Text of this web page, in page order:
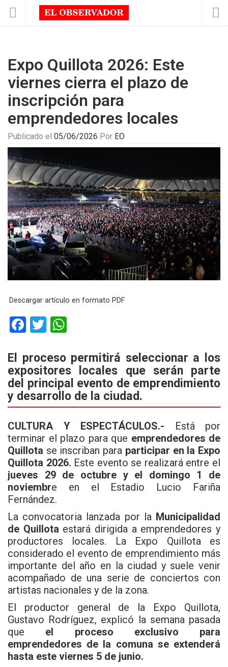
Expo Quillota 2026: Este
viernes cierra el plazo de
inscripción para
emprendedores locales
Publicado el 05/06/2026 Por EO
Descargar artículo en formato PDF
F
ce
b
o
o
k
T
tt
er
at
s
A
p
p
El proceso permitirá seleccionar a los
expositores locales que serán parte
del principal evento de emprendimiento
y desarrollo de la ciudad.
CULTURA Y ESPECTÁCULOS.-
Está por
terminar el plazo para que emprendedores de
Quillota se inscriban para participar en la Expo
Quillota 2026. Este evento se realizará entre el
jueves 29 de octubre y el domingo 1 de
noviembre en el Estadio Lucio Fariña
Fernández.
La convocatoria lanzada por la Municipalidad
de Quillota estará dirigida a emprendedores y
productores locales. La Expo Quillota es
considerado el evento de emprendimiento más
importante del año en la ciudad y suele venir
acompañado de una serie de conciertos con
artistas nacionales y de la zona.
El productor general de la Expo Quillota,
Gustavo Rodríguez, explicó la semana pasada
que el proceso exclusivo para
emprendedores de la comuna se extenderá
hasta este viernes 5 de junio.